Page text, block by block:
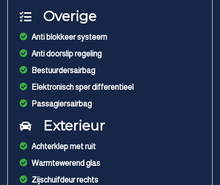
Overige
Anti blokkeer systeem
Anti doorslip regeling
Bestuurdersairbag
Elektronisch sper differentieel
Passagiersairbag
Exterieur
Achterklep met ruit
Warmtewerend glas
Zijschuifdeur rechts